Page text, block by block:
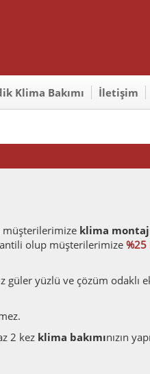
Klima Bakımı İletişim
müşterilerimize klima
olup müşterilerimize
güler yüzlü ve çözüm odaklı
2 kez klima bakımınızın